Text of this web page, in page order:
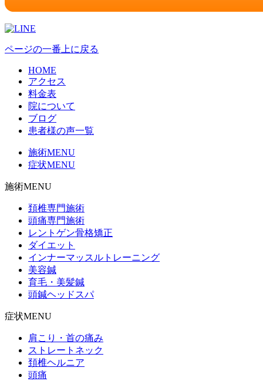
ページの一番上に戻る
HOME
アクセス
料金表
院について
ブログ
患者様の声一覧
施術MENU
症状MENU
施術MENU
頚椎専門施術
頭痛専門施術
レントゲン骨格矯正
ダイエット
インナーマッスルトレーニング
美容鍼
育毛・美髪鍼
頭鍼ヘッドスパ
症状MENU
肩こり・首の痛み
ストレートネック
頚椎ヘルニア
頭痛